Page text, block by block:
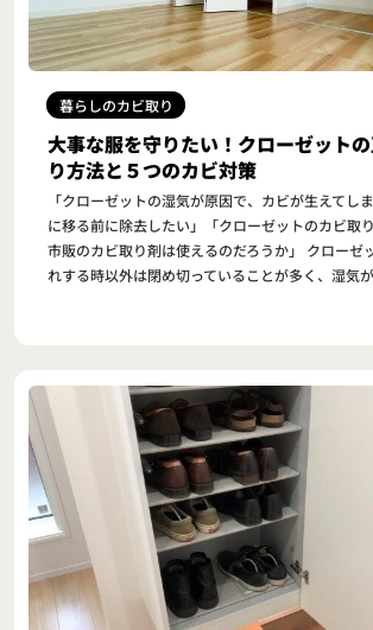
暮らしのカビ取り
大事な服を守りたい！クローゼット
り方法と５つのカビ対策
「クローゼットの湿気が原因で、カビが生えてし
に移る前に除去したい」「クローゼットのカビ取り
市販のカビ取り剤は使えるのだろうか」 クローゼットは物を出し入
れする時以外は閉め切っていることが多く、湿気